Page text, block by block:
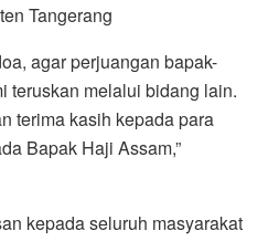
Tangerang
agar perjuangan bapak-
teruskan melalui bidang lain.
terima kasih kepada para
Bapak Haji Assam,”
kepada seluruh masyarakat